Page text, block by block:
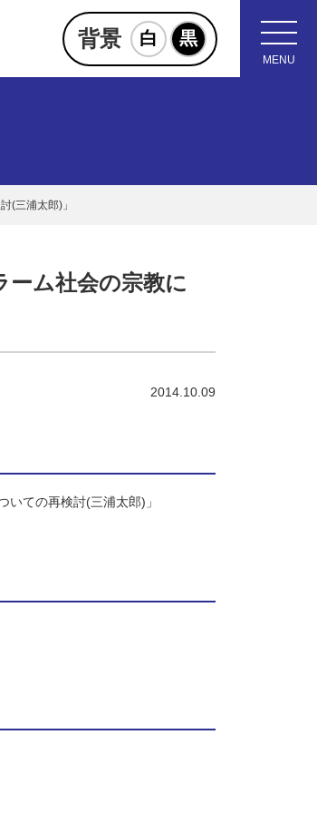
背景 白 黒
(三浦太郎)」
ム社会の宗教に
2014.10.09
ての再検討(三浦太郎)」